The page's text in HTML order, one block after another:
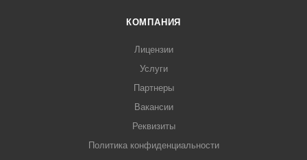
КОМПАНИЯ
Лицензии
Услуги
Партнеры
Вакансии
Реквизиты
Политика конфиденциальности